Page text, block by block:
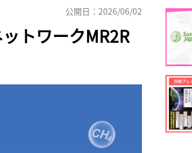
公開日：2026/06/02
トワークMR2R